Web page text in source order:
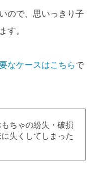
ので、思いっきり子
す。
なケースはこちらで
もちゃの紛失・破損
失くしてしまった